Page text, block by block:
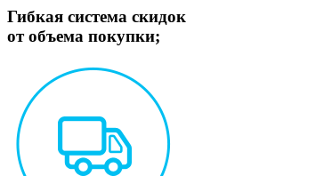
Гибкая система скидок
от объема покупки;